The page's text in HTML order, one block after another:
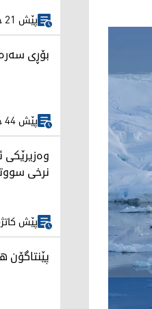
پێش 21 خولەک
بۆڕی
پێش 44 خولەک
نرخی
پێش